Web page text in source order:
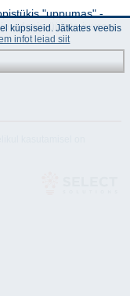
"uppumas" -
edasimüüjate juurest.
küpsiseid. Jätkates veebis
infot leiad siit